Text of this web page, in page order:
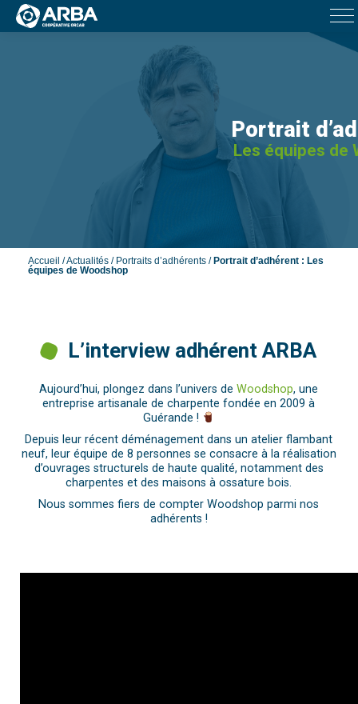
Portrait
Les équipes de
Accueil /Actualités / Portraits d’adhérents / Portrait d’adhérent : Les
équipes de Woodshop
L’interview adhérent ARBA
Aujourd’hui, plongez dans l’univers deWoodshop, une
entreprise artisanale de charpente fondée en 2009 à
Guérande !
Depuis leur récent déménagement dans un atelier flambant
neuf, leur équipe de 8 personnes se consacre à la réalisation
d’ouvrages structurels de haute qualité, notamment des
charpentes et des maisons à ossature bois.
Nous sommes fiers de compter Woodshop parmi nos
adhérents !